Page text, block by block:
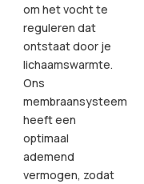
om het vocht te
reguleren dat
ontstaat door je
lichaamswarmte.
Ons
membraansysteem
heeft een
optimaal
ademend
vermogen, zodat